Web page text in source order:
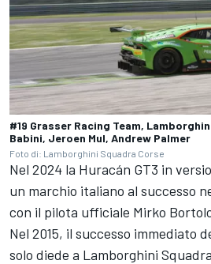
#19 Grasser Racing Team,
Babini, Jeroen Mul, Andrew Palmer
Foto di: Lamborghini Squadra Corse
Nel 2024 la Huracán GT3 in
un marchio italiano al successo
con il pilota ufficiale Mirko
Nel 2015, il successo immediato
solo diede a Lamborghini